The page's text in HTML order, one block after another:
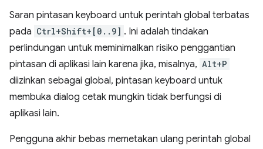
Saran pintasan keyboard untuk perintah global terbatas
pada Ctrl+Shift+[0..9] . Ini adalah tindakan
perlindungan untuk meminimalkan risiko penggantian
pintasan di aplikasi lain karena jika, misalnya, Alt+P
diizinkan sebagai global, pintasan keyboard untuk
membuka dialog cetak mungkin tidak berfungsi di
aplikasi lain.
Pengguna akhir bebas memetakan ulang perintah global